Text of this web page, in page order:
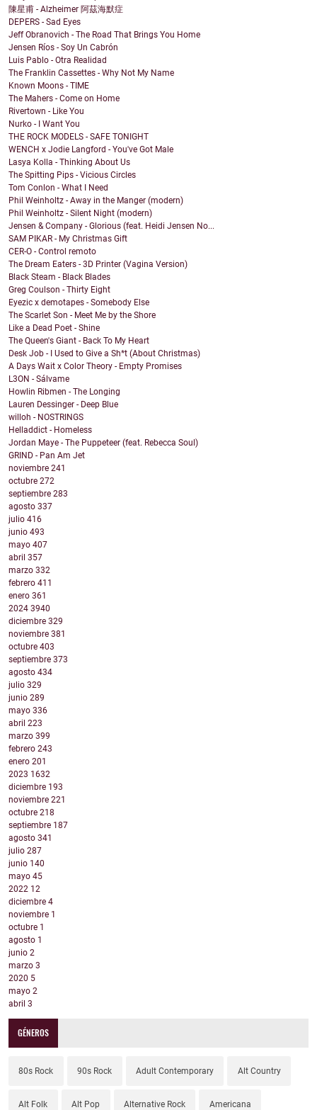
陳星甫 - Alzheimer 阿茲海默症
DEPERS - Sad Eyes
Jeff Obranovich - The Road That Brings You Home
Jensen Ríos - Soy Un Cabrón
Luis Pablo - Otra Realidad
The Franklin Cassettes - Why Not My Name
Known Moons - TIME
The Mahers - Come on Home
Rivertown - Like You
Nurko - I Want You
THE ROCK MODELS - SAFE TONIGHT
WENCH x Jodie Langford - You've Got Male
Lasya Kolla - Thinking About Us
The Spitting Pips - Vicious Circles
Tom Conlon - What I Need
Phil Weinholtz - Away in the Manger (modern)
Phil Weinholtz - Silent Night (modern)
Jensen & Company - Glorious (feat. Heidi Jensen No...
SAM PIKAR - My Christmas Gift
CER-O - Control remoto
The Dream Eaters - 3D Printer (Vagina Version)
Black Steam - Black Blades
Greg Coulson - Thirty Eight
Eyezic x demotapes - Somebody Else
The Scarlet Son - Meet Me by the Shore
Like a Dead Poet - Shine
The Queen's Giant - Back To My Heart
Desk Job - I Used to Give a Sh*t (About Christmas)
A Days Wait x Color Theory - Empty Promises
L3ON - Sálvame
Howlin Ribmen - The Longing
Lauren Dessinger - Deep Blue
willoh - NOSTRINGS
Helladdict - Homeless
Jordan Maye - The Puppeteer (feat. Rebecca Soul)
GRIND - Pan Am Jet
noviembre 241
octubre 272
septiembre 283
agosto 337
julio 416
junio 493
mayo 407
abril 357
marzo 332
febrero 411
enero 361
2024 3940
diciembre 329
noviembre 381
octubre 403
septiembre 373
agosto 434
julio 329
junio 289
mayo 336
abril 223
marzo 399
febrero 243
enero 201
2023 1632
diciembre 193
noviembre 221
octubre 218
septiembre 187
agosto 341
julio 287
junio 140
mayo 45
2022 12
diciembre 4
noviembre 1
octubre 1
agosto 1
junio 2
marzo 3
2020 5
mayo 2
abril 3
GÉNEROS
80s Rock 90s Rock Adult Contemporary Alt Country
Alt Folk Alt Pop Alternative Rock Americana